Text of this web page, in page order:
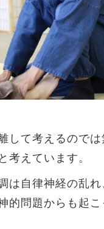
して考えるのでは
考えています。
は自律神経の乱れ
的問題からも起こ